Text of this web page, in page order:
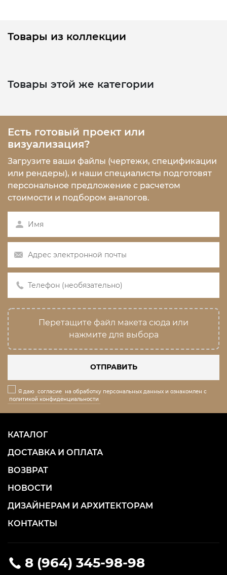
Товары из коллекции
Товары этой же категории
Есть готовый проект или
визуализация?
Загрузите ваши файлы (чертежи, спецификации
или рендеры), и наши специалисты подготовят
персональное предложение с расчетом
стоимости и подбором аналогов.
Перетащите файл макета сюда или
нажмите для выбора
ОТПРАВИТЬ
Я даю согласие на обработку персональных данных и ознакомлен с
политикой конфиденциальности
8 (964) 345-98-98
КАТАЛОГ
ДОСТАВКА И ОПЛАТА
ВОЗВРАТ
НОВОСТИ
ДИЗАЙНЕРАМ И АРХИТЕКТОРАМ
КОНТАКТЫ